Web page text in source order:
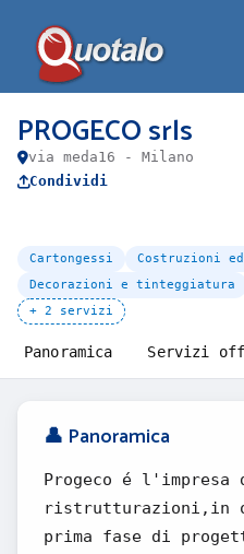
PROGECO srls
via meda16 - Milano
Condividi
Cartongessi
Costruzioni
Decorazioni e tinteggiatura
+ 2 servizi
Panoramica Servizi
👤 Panoramica
Progeco é
ristrutturazioni,in
prima fase di